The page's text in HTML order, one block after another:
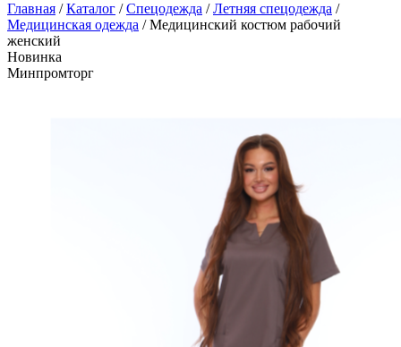
Главная / Каталог / Спецодежда / Летняя спецодежда /
Медицинская одежда / Медицинский костюм рабочий
женский
Новинка
Минпромторг